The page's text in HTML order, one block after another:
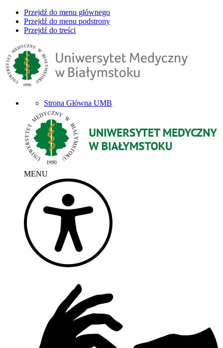
Przejdź do menu głównego
Przejdź do menu podstrony
Przejdź do treści
Strona Główna UMB
MENU